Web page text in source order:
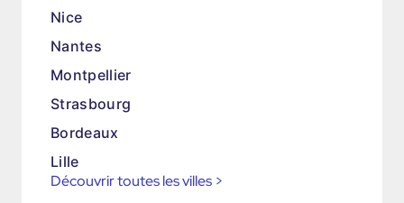
Nice
Nantes
Montpellier
Strasbourg
Bordeaux
Lille
Découvrir toutes les villes >